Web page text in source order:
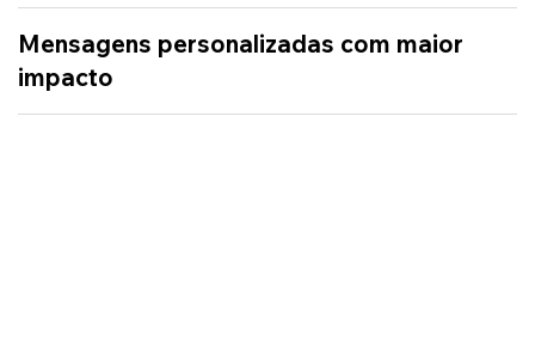
Mensagens personalizadas com maior
impacto